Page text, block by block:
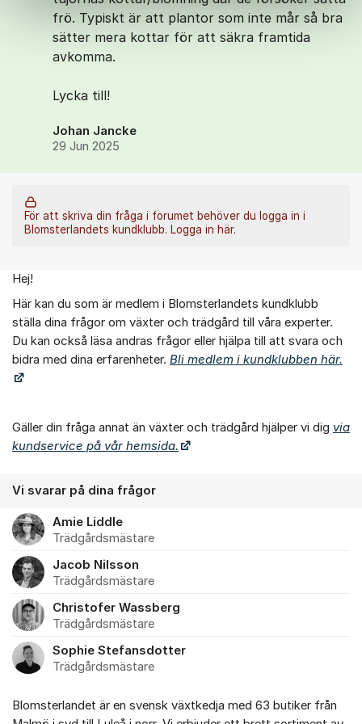
frö. Typiskt är att plantor som inte mår så bra
sätter mera kottar för att säkra framtida
avkomma.
Lycka till!
Johan Jancke
29 Jun 2025
För att skriva din fråga i forumet behöver du logga in i
Blomsterlandets kundklubb. Logga in här.
Om forumet
Hej!
Här kan du som är medlem i Blomsterlandets kundklubb
ställa dina frågor om växter och trädgård till våra experter.
Du kan också läsa andras frågor eller hjälpa till att svara och
bidra med dina erfarenheter. Bli medlem i kundklubben här.
Gäller din fråga annat än växter och trädgård hjälper vi dig via
kundservice på vår hemsida.
Vi svarar på dina frågor
Amie Liddle
Trädgårdsmästare
Jacob Nilsson
Trädgårdsmästare
Christofer Wassberg
Trädgårdsmästare
Sophie Stefansdotter
Trädgårdsmästare
Blomsterlandet är en svensk växtkedja med 63 butiker från